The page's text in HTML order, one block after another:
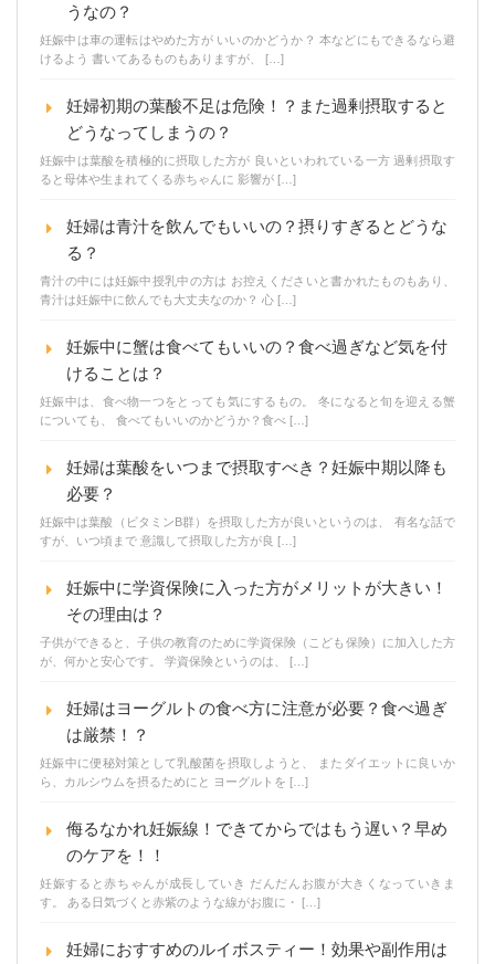
うなの？
妊娠中は車の運転はやめた方が いいのかどうか？ 本などにもできるなら避
けるよう 書いてあるものもありますが、 […]
妊婦初期の葉酸不足は危険！？また過剰摂取すると
どうなってしまうの？
妊娠中は葉酸を積極的に摂取した方が 良いといわれている一方 過剰摂取す
ると母体や生まれてくる赤ちゃんに 影響が […]
妊婦は青汁を飲んでもいいの？摂りすぎるとどうな
る？
青汁の中には妊娠中授乳中の方は お控えくださいと書かれたものもあり、
青汁は妊娠中に飲んでも大丈夫なのか？ 心 […]
妊娠中に蟹は食べてもいいの？食べ過ぎなど気を付
けることは？
妊娠中は、食べ物一つをとっても気にするもの。 冬になると旬を迎える蟹
についても、 食べてもいいのかどうか？食べ […]
妊婦は葉酸をいつまで摂取すべき？妊娠中期以降も
必要？
妊娠中は葉酸（ビタミンB群）を摂取した方が良いというのは、 有名な話で
すが、いつ頃まで 意識して摂取した方が良 […]
妊娠中に学資保険に入った方がメリットが大きい！
その理由は？
子供ができると、子供の教育のために学資保険（こども保険）に加入した方
が、何かと安心です。 学資保険というのは、 […]
妊婦はヨーグルトの食べ方に注意が必要？食べ過ぎ
は厳禁！？
妊娠中に便秘対策として乳酸菌を摂取しようと、 またダイエットに良いか
ら、カルシウムを摂るためにと ヨーグルトを […]
侮るなかれ妊娠線！できてからではもう遅い？早め
のケアを！！
妊娠すると赤ちゃんが成長していき だんだんお腹が大きくなっていきま
す。 ある日気づくと赤紫のような線がお腹に・ […]
妊婦におすすめのルイボスティー！効果や副作用は